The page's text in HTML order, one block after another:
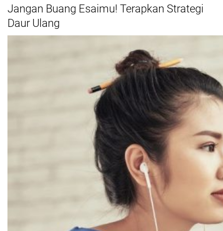
Jangan Buang Esaimu! Terapkan Strategi
Daur Ulang